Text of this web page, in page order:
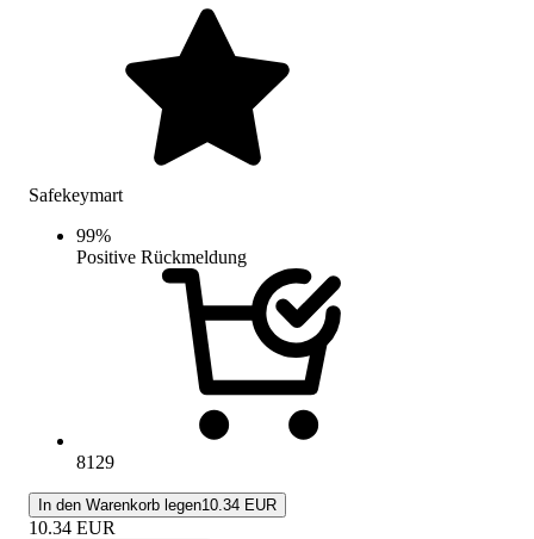
Safekeymart
99%
Positive Rückmeldung
8129
In den Warenkorb legen10.34 EUR
10.34 EUR